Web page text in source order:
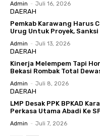
Admin - Juli 16, 2026
DAERAH
Pemkab Karawang Harus
Urug Untuk Proyek,
Admin - Juli 13, 2026
DAERAH
Kinerja Melempem Tapi
Bekasi Rombak Total
Admin - Juli 8, 2026
DAERAH
LMP Desak PPK BPKAD
Perkasa Utama Abadi Ke
Admin - Juli 7, 2026